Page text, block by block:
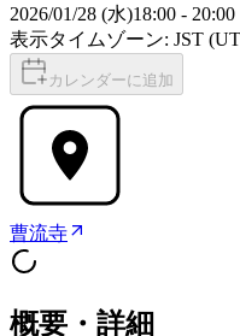
2026/01/28 (水)18:00 - 20:00
表示タイムゾーン: JST
カレンダーに追加
曹流寺
概要・詳細